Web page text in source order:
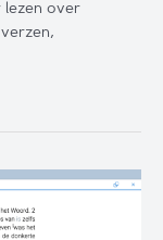
over